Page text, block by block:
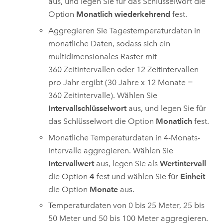
Option Monatlich wiederkehrend fest.
Aggregieren Sie Tagestemperaturdaten in
monatliche Daten, sodass sich ein
multidimensionales Raster mit
360 Zeitintervallen oder 12 Zeitintervallen
pro Jahr ergibt (30 Jahre x 12 Monate =
360 Zeitintervalle). Wählen Sie
Intervallschlüsselwortaus, und legen Sie für
das Schlüsselwort die Option Monatlich fest.
Monatliche Temperaturdaten in 4-Monats-
Intervalle aggregieren. Wählen Sie
Intervallwertaus, legen Sie alsWertintervall
die Option4 fest und wählen Sie für Einheit
die Option Monate aus.
Temperaturdaten von 0 bis 25 Meter, 25 bis
50 Meter und 50 bis 100 Meter aggregieren.